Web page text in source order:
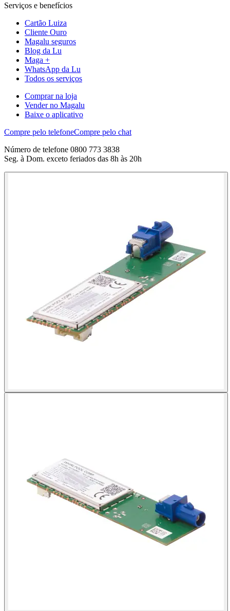
Serviços e benefícios
Cartão Luiza
Cliente Ouro
Magalu seguros
Blog da Lu
Maga +
WhatsApp da Lu
Todos os serviços
Comprar na loja
Vender no Magalu
Baixe o aplicativo
Compre pelo telefoneCompre pelo chat
Número de telefone 0800 773 3838
Seg. à Dom. exceto feriados das 8h às 20h